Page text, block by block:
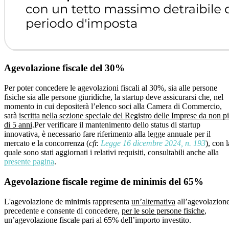
Agevolazione fiscale del 30%
Per poter concedere le agevolazioni fiscali al 30%, sia alle persone
fisiche sia alle persone giuridiche, la startup deve assicurarsi che, nel
momento in cui depositerà l’elenco soci alla Camera di Commercio,
sarà iscritta nella sezione speciale del Registro delle Imprese da non
di 5 anni.Per verificare il mantenimento dello status di startup
innovativa, è necessario fare riferimento alla legge annuale per il
mercato e la concorrenza (cfr. Legge 16 dicembre 2024, n. 193), con
quale sono stati aggiornati i relativi requisiti, consultabili anche alla
presente pagina.
Agevolazione fiscale regime de minimis del 65%
L'agevolazione de minimis rappresenta un’alternativa
precedente e consente di concedere, per le sole persone fisiche,
un’agevolazione fiscale pari al 65% dell’importo investito.